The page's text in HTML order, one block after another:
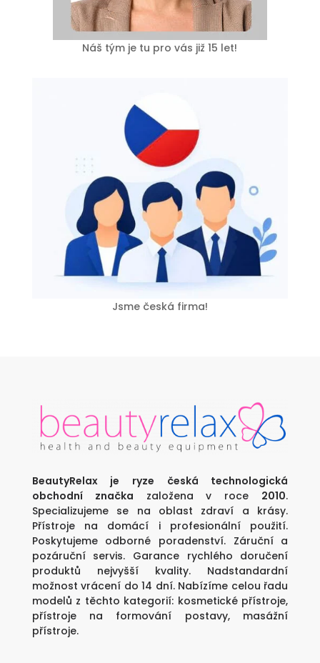
Náš tým je tu pro vás již 15 let!
Jsme česká firma!
BeautyRelax je ryze česká technologická
obchodní značka založena v roce 2010.
Specializujeme se na oblast zdraví a krásy.
Přístroje na domácí i profesionální použití.
Poskytujeme odborné poradenství. Záruční a
pozáruční servis. Garance rychlého doručení
produktů nejvyšší kvality. Nadstandardní
možnost vrácení do 14 dní. Nabízíme celou řadu
modelů z těchto kategorií: kosmetické přístroje,
přístroje na formování postavy, masážní
přístroje.